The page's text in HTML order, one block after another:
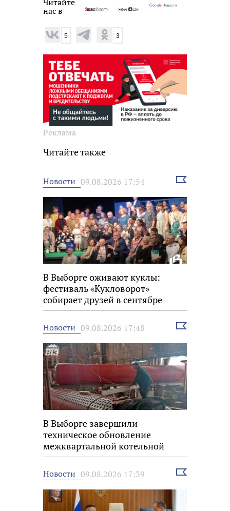
нас в
5 3
Реклама
Читайте также
Новости 09.08.2026 17:54
Выбрать
В Выборге оживают куклы:
фестиваль «Кукловорот»
собирает друзей в сентябре
Новости 09.08.2026 17:48
Выбрать
В Выборге завершили
техническое обновление
межквартальной котельной
Новости 09.08.2026 17:39
Выбрать